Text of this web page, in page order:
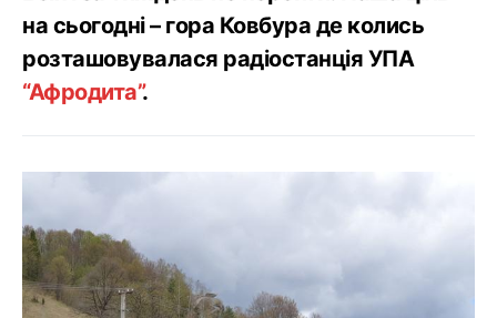
на сьогодні – гора Ковбура де колись
розташовувалася радіостанція УПА
“Афродита”.